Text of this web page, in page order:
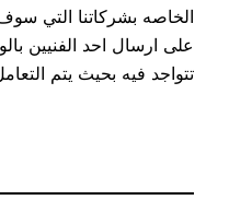
الخاصه بشركاتنا التي
على ارسال احد الفنيين
تتواجد فيه بحيث يتم